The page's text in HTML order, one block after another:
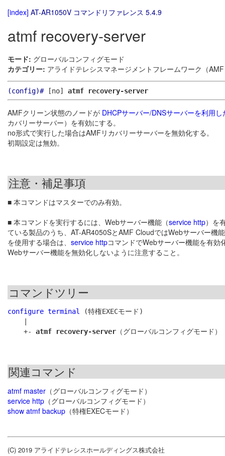
[index] AT-AR1050V コマンドリファレンス 5.4.9
atmf recovery-server
モード: グローバルコンフィグモード
カテゴリー: アライドテレシスマネージメントフレームワーク（
(config)#[no] atmf recovery-server
AMFクリーン状態のノードが DHCPサーバー/DNSサーバーを利用
カバリーサーバー）を有効にする。
no形式で実行した場合はAMFリカバリーサーバーを無効化する。
初期設定は無効。
注意・補足事項
■ 本コマンドはマスターでのみ有効。
■ 本コマンドを実行するには、Webサーバー機能（service http）を
ている製品のうち、AT-AR4050SとAMF CloudではWebサーバー機
を使用する場合は、 service httpコマンドでWebサーバー機能を有
Webサーバー機能を無効化しないように注意すること。
コマンドツリー
configure terminal
(特権EXECモード)
    +-
atmf recovery-server
関連コマンド
atmf master （グローバルコンフィグモード）
service http （グローバルコンフィグモード）
show atmf backup （特権EXECモード）
(C) 2019 アライドテレシスホールディングス株式会社